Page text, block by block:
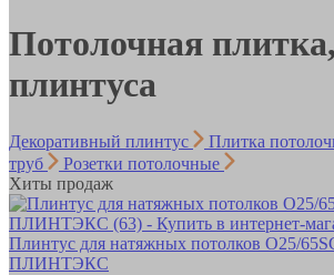
Потолочная плитка,
плинтуса
Декоративный плинтус Плитка
труб
Розетки потолочные
Хиты продаж
Плинтус для натяжных потолков O25/
ПЛИНТЭКС